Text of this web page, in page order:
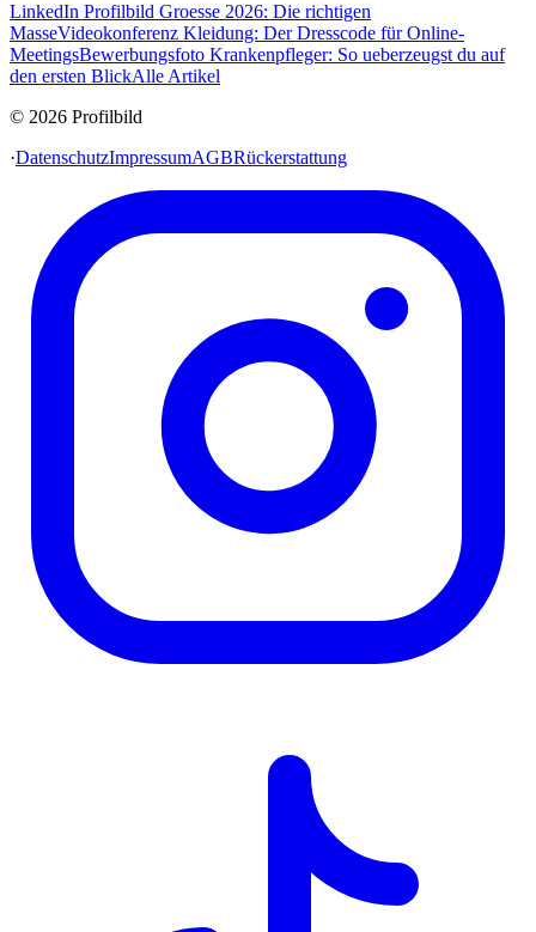
LinkedIn Profilbild Groesse 2026: Die richtigen
MasseVideokonferenz Kleidung: Der Dresscode für Online-
MeetingsBewerbungsfoto Krankenpfleger: So ueberzeugst du auf
den ersten BlickAlle Artikel
© 2026 Profilbild
·DatenschutzImpressumAGBRückerstattung